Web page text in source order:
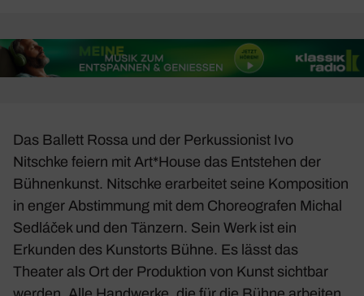
Das Ballett Rossa und der Perkus­sio­nist Ivo
Nitschke feiern mit Art*House das Entstehen der
Bühnen­kunst. Nitschke erar­beitet seine Kompo­si­tion
in enger Abstim­mung mit dem Choreo­grafen Michal
Sedláček und den Tänzern. Sein Werk ist ein
Erkunden des Kunst­orts Bühne. Es lässt das
Theater als Ort der Produk­tion von Kunst sichtbar